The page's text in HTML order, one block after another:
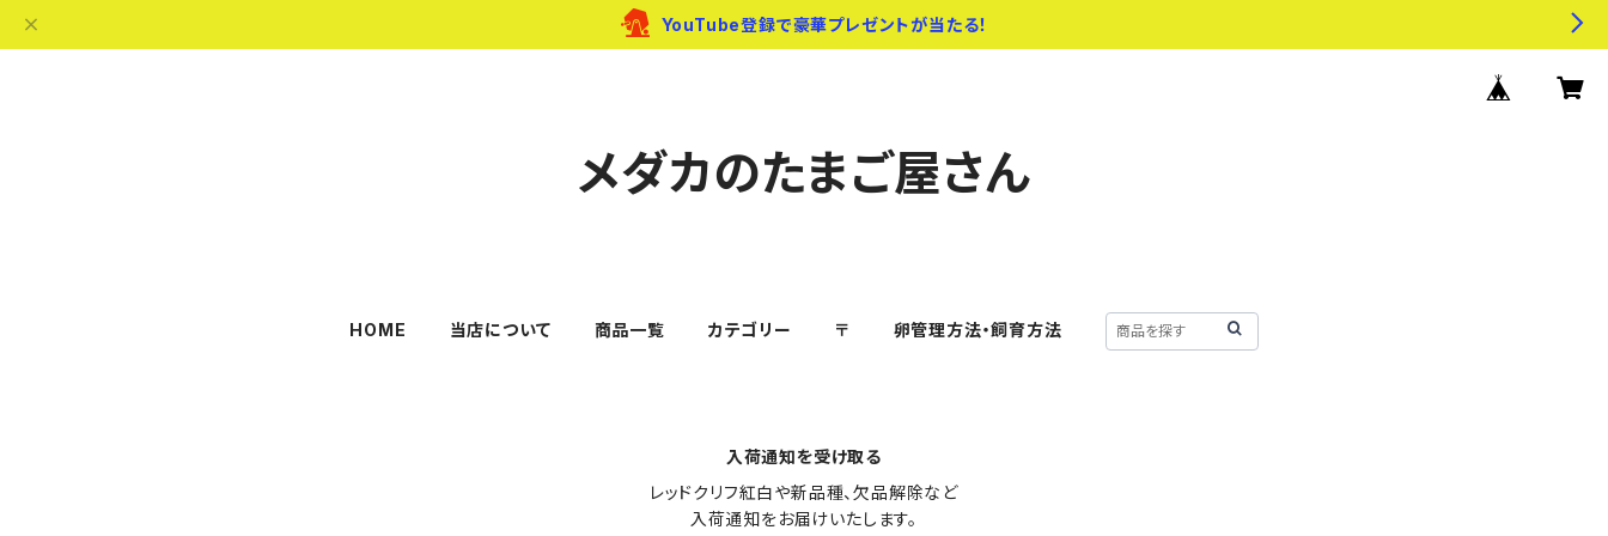
YouTube登録で豪華プレゼントが当たる！
メダカのたまご屋さん
HOME 当店について 商品一覧 カテゴリー 〒 卵管理方法・飼育方法
入荷通知を受け取る
レッドクリフ紅白や新品種、欠品解除など
入荷通知をお届けいたします。